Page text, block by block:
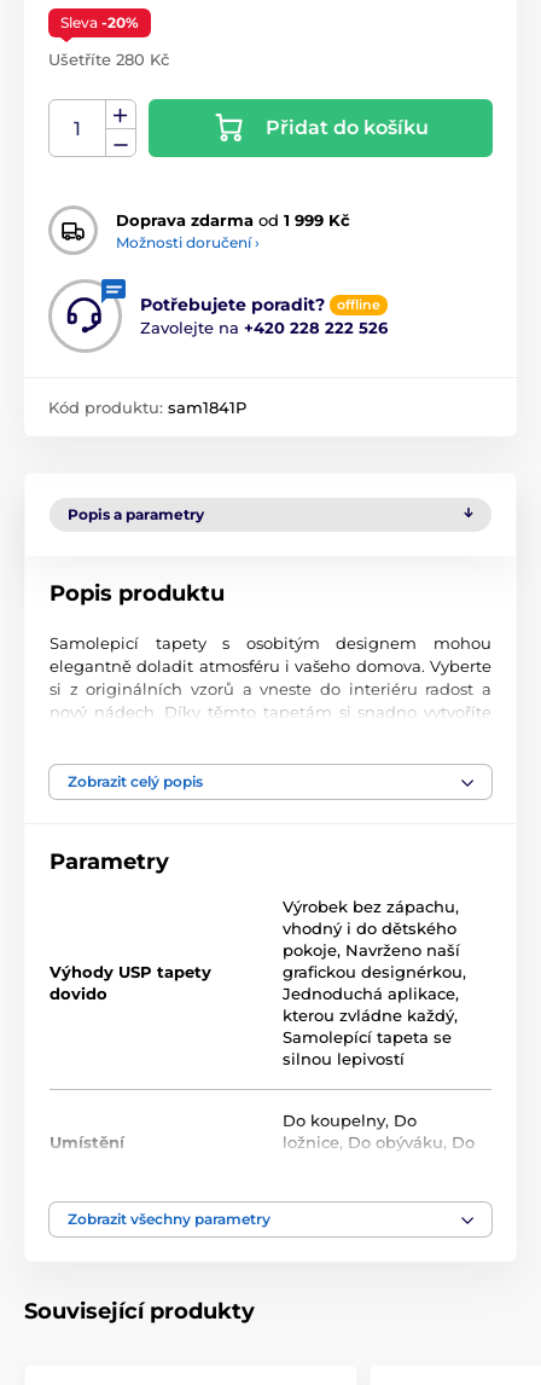
Sleva -20%
Ušetříte 280 Kč
Přidat do košíku
Doprava zdarma od 1 999 Kč
Možnosti doručení ›
Potřebujete poradit? offline
Zavolejte na +420 228 222 526
Kód produktu: sam1841P
Popis a parametry
Popis produktu
Samolepicí tapety s osobitým designem mohou
elegantně doladit atmosféru i vašeho domova. Vyberte
si z originálních vzorů a vneste do interiéru radost a
nový nádech. Díky těmto tapetám si snadno vytvoříte
Precizní tisková kvalita
technologie nanáší potisk na fólii o tloušťce 90 µm.
akrylovým lepidlem s vysokou přilnavostí, které zajišťuje
dokonalé uchycení. Díky technologii tisku jsou velmi
Rozměr tapety v roli (šířka x výška v cm):
Zobrazit celý popis
Parametry
Výhody USP tapety
dovido
Výrobek bez zápachu,
vhodný i do dětského
pokoje, Navrženo naší
grafickou designérkou,
Jednoduchá aplikace,
kterou zvládne každý,
Samolepící tapeta se
silnou lepivostí
Umístění
Do koupelny, Do
ložnice, Do obýváku, Do
Barva
Zobrazit všechny parametry
Související produkty